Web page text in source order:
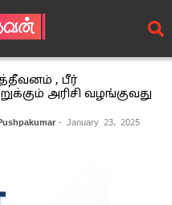
, பீர்
அரிசி வழங்குவது
- January 23, 2025